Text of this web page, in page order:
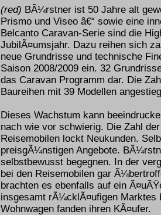
(red) BÃ¼rstner ist 50 Jahre alt
Prismo und Viseo â€“ sowie eine
Belcanto Caravan-Serie sind die
JubilÃ¤umsjahr. Dazu reihen sich
neue Grundrisse und technische
Saison 2008/2009 ein. 32
das Caravan Programm dar. Die
Baureihen mit 39 Modellen
Dieses Wachstum kann
nach wie vor schwierig. Die Zahl
Reisemobilen lockt Neukunden.
preisgÃ¼nstigen Angebote.
selbstbewusst begegnen. In der
bei den Reisemobilen gar
brachten es ebenfalls auf ein
insgesamt rÃ¼cklÃ¤ufigen Marktes
Wohnwagen fanden ihren KÃ¤ufer.